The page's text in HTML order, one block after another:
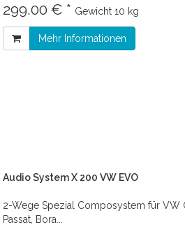
299.00 € * Gewicht 10 kg
Mehr Informationen
Audio System X 200 VW EVO
2-Wege Spezial Composystem für VW
Passat, Bora...